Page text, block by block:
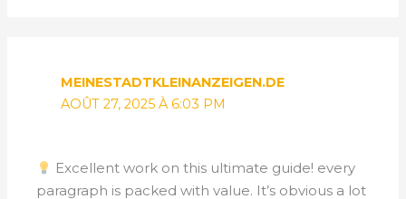
MEINESTADTKLEINANZEIGEN.DE
AOÛT 27, 2025 À 6:03 PM
Excellent work on this ultimate guide! every
paragraph is packed with value. It’s obvious a lot